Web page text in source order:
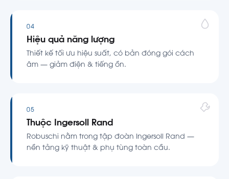
04
Hiệu quả năng lượng
Thiết kế tối ưu hiệu suất, có bản đóng gói cách
âm — giảm điện & tiếng ồn.
05
Thuộc Ingersoll Rand
Robuschi nằm trong tập đoàn Ingersoll Rand —
nền tảng kỹ thuật & phụ tùng toàn cầu.